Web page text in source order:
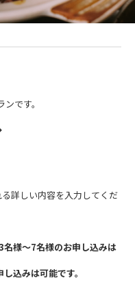
です。
詳しい内容を入力してくだ
様～7名様のお申し込みは
込みは可能です。